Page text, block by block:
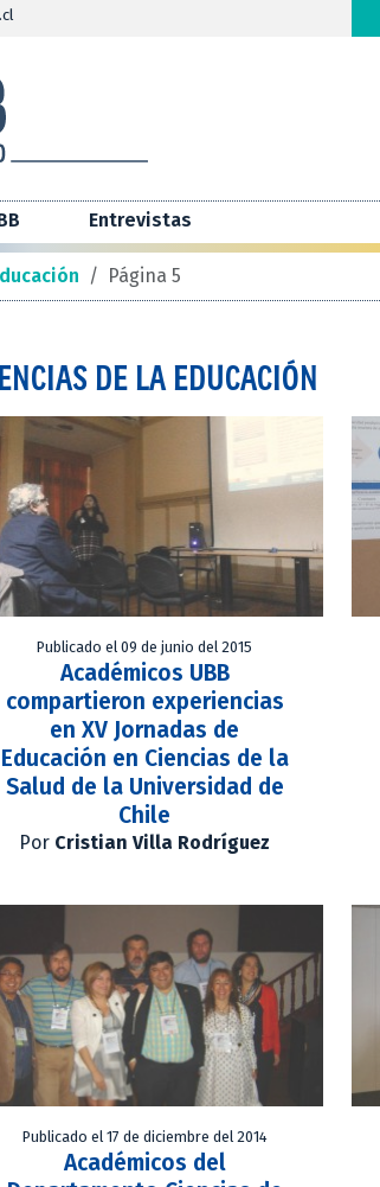
Entrevistas
/ Página 5
DE LA EDUCACIÓN
Publicado el 09 de junio del 2015
Académicos UBB
compartieron experiencias
en XV Jornadas de
Educación en Ciencias de la
Salud de la Universidad de
Chile
Por Cristian Villa Rodríguez
Publicado el 17 de diciembre del 2014
Académicos del